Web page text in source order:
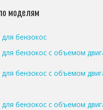
моделям
для бензокос
для бензокос с объемом
для бензокос с объемом
для бензокос с объемом